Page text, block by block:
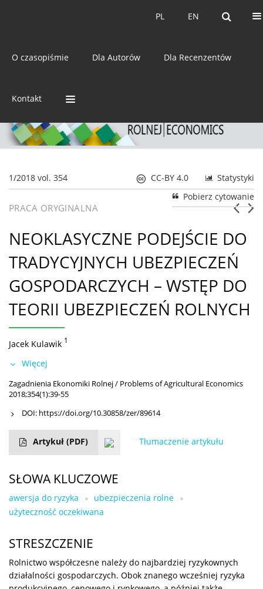
EN
PL EN
PL
O czasopiśmie Dla Autorów Dla Recenzentów
Kontakt
ISSN: 0044-1600
1/2018 vol. 354 Statystyki
CC-BY 4.0
Pobierz cytowanie
PRACA ORYGINALNA
NEOKLASYCZNE PODEJŚCIE DO
TRADYCYJNYCH UBEZPIECZEŃ
GOSPODARCZYCH – WSTĘP DO
TEORII UBEZPIECZEŃ ROLNYCH
Jacek Kulawik 1
Więcej
Zagadnienia Ekonomiki Rolnej / Problems of Agricultural Economics
2018;354(1):39-55
DOI: https://doi.org/10.30858/zer/89614
Artykuł (PDF) Tłumaczenie artykułu
SŁOWA KLUCZOWE
awersja do ryzyka
ubezpieczenia rolne
użyteczność oczekiwana
STRESZCZENIE
Rolnictwo współczesne należy do najbardziej ryzykownych
działalności gospodarczych. Obok znanego wcześniej ryzyka